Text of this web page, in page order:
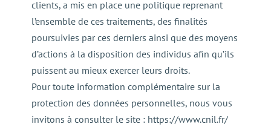
clients, a mis en place une politique reprenant
l’ensemble de ces traitements, des finalités
poursuivies par ces derniers ainsi que des moyens
d’actions à la disposition des individus afin qu’ils
puissent au mieux exercer leurs droits.
Pour toute information complémentaire sur la
protection des données personnelles, nous vous
invitons à consulter le site : https://www.cnil.fr/